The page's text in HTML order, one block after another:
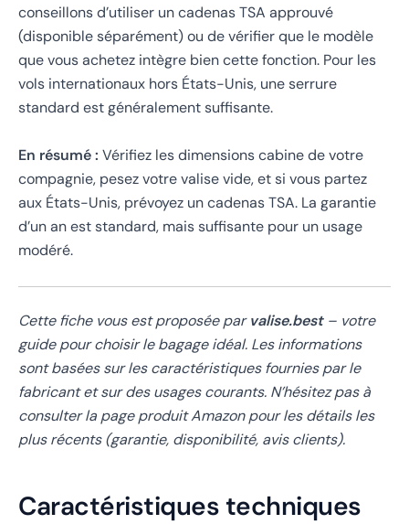
conseillons d’utiliser un cadenas TSA approuvé
(disponible séparément) ou de vérifier que le modèle
que vous achetez intègre bien cette fonction. Pour les
vols internationaux hors États-Unis, une serrure
standard est généralement suffisante.
En résumé : Vérifiez les dimensions cabine de votre
compagnie, pesez votre valise vide, et si vous partez
aux États-Unis, prévoyez un cadenas TSA. La garantie
d’un an est standard, mais suffisante pour un usage
modéré.
Cette fiche vous est proposée parvalise.best– votre
guide pour choisir le bagage idéal. Les informations
sont basées sur les caractéristiques fournies par le
fabricant et sur des usages courants. N’hésitez pas à
consulter la page produit Amazon pour les détails les
plus récents (garantie, disponibilité, avis clients).
Caractéristiques techniques